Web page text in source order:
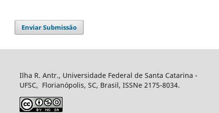
Enviar Submissão
Ilha R. Antr., Universidade Federal de Santa Catarina -
UFSC, Florianópolis, SC, Brasil, ISSNe 2175-8034.